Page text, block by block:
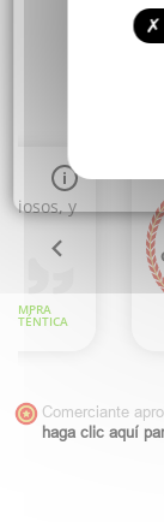
Comerciante
haga clic aquí